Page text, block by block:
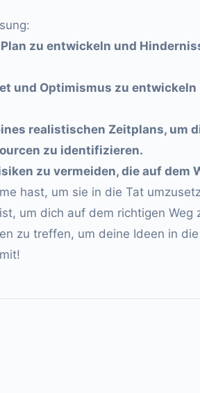
zu entwickeln und
und Optimismus zu
realistischen Zeitplans, um
zu identifizieren.
zu vermeiden, die auf dem
hast, um sie in die Tat
um dich auf dem richtigen Weg
zu treffen, um deine Ideen in